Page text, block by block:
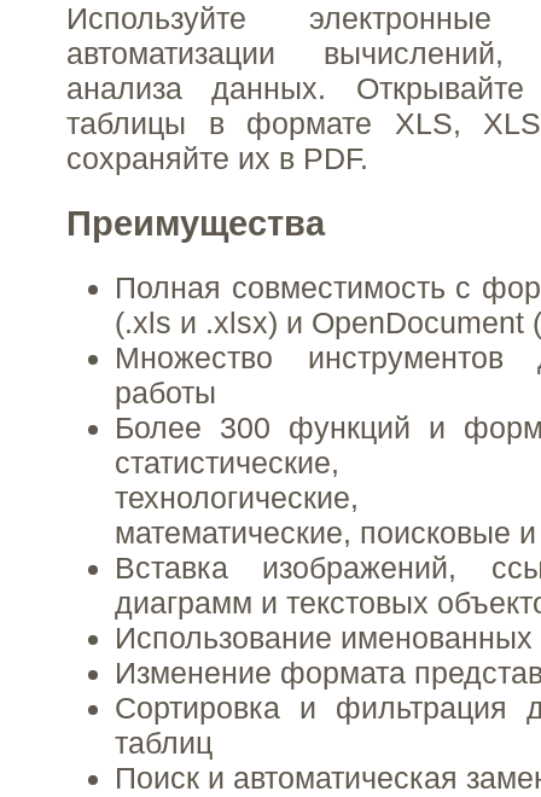
Используйте
автоматизации
анализа данных. Открывайте
таблицы в формате XLS,
сохраняйте их в PDF.
Преимущества
Полная совместимость с
(.xls и .xlsx) и OpenDocument
Множество инструментов
работы
Более 300 функций и
статистические,
технологические,
математические, поисковые
Вставка изображений,
диаграмм и текстовых
Использование именованных
Изменение формата
Сортировка и фильтрация
таблиц
Поиск и автоматическая